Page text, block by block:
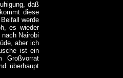
daß
diese
werde
es wieder
Nairobi
aber ich
ist ein
Großvorrat
überhaupt